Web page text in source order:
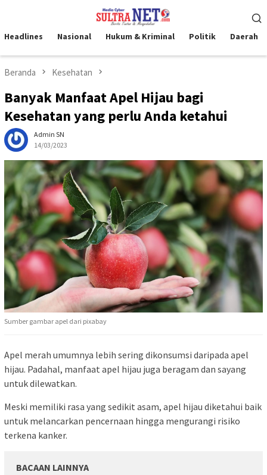
kontenMobile
Headlines Nasional Hukum & Kriminal Politik Daerah
Beranda Kesehatan
Banyak Manfaat Apel Hijau bagi
Kesehatan yang perlu Anda ketahui
Admin SN
14/03/2023
Sumber gambar apel dari pixabay
Apel merah umumnya lebih sering dikonsumsi daripada apel
hijau. Padahal, manfaat apel hijau juga beragam dan sayang
untuk dilewatkan.
Meski memiliki rasa yang sedikit asam, apel hijau diketahui baik
untuk melancarkan pencernaan hingga mengurangi risiko
terkena kanker.
BACAAN LAINNYA